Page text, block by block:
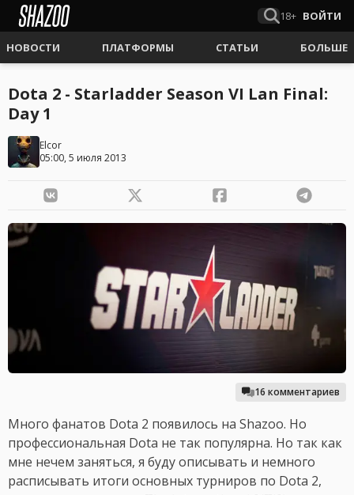
18+ ВОЙТИ
НОВОСТИ ПЛАТФОРМЫ СТАТЬИ БОЛЬШЕ
Dota 2 - Starladder Season VI Lan Final:
Day 1
Elcor
05:00, 5 июля 2013
16 комментариев
Много фанатов Dota 2 появилось на Shazoo. Но
профессиональная Dota не так популярна. Но так как
мне нечем заняться, я буду описывать и немного
расписывать итоги основных турниров по Dota 2,